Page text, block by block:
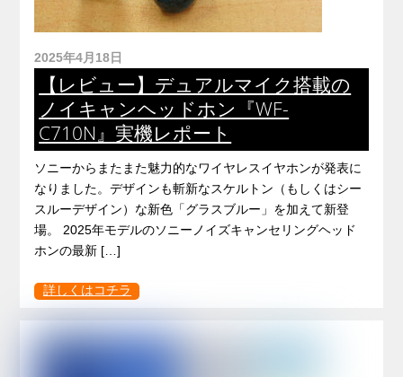
2025年4月18日
【レビュー】デュアルマイク搭載の
ノイキャンヘッドホン『WF-
C710N』実機レポート
ソニーからまたまた魅力的なワイヤレスイヤホンが発表に
なりました。デザインも斬新なスケルトン（もしくはシー
スルーデザイン）な新色「グラスブルー」を加えて新登
場。 2025年モデルのソニーノイズキャンセリングヘッド
ホンの最新 […]
詳しくはコチラ